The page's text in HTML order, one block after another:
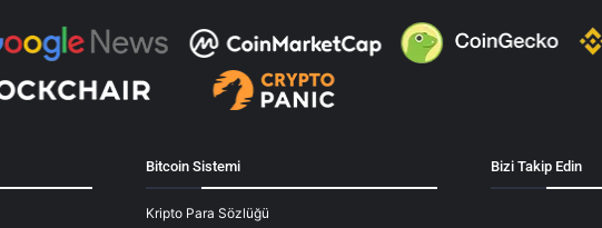
Bitcoin Sistemi
Kripto Para Sözlüğü
Bizi Takip Edin